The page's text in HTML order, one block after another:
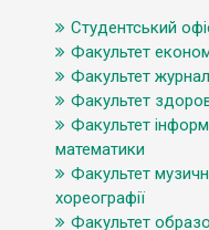
Студентський
Факультет
Факультет
Факультет
Факультет
математики
Факультет
хореографії
Факультет